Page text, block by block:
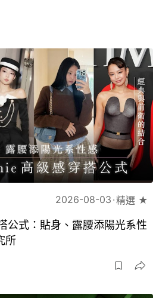
2026-08-03 精選 ★
公式：貼身、露腰添陽光系性
所